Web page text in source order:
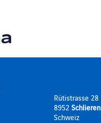
Rütistrasse 28
8952 Schlieren
Schweiz